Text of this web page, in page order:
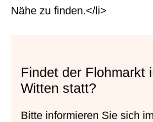
Nähe zu finden.</li>
Findet der Flohmarkt
Witten statt?
Bitte informieren Sie sich